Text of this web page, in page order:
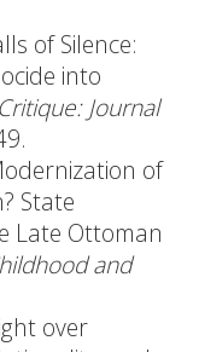
of Silence:
into
Critique: Journal
of
State
Late Ottoman
and
over